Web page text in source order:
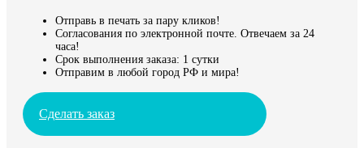
Отправь в печать за пару кликов!
Согласования по электронной почте. Отвечаем за 24
часа!
Срок выполнения заказа: 1 сутки
Отправим в любой город РФ и мира!
Сделать заказ